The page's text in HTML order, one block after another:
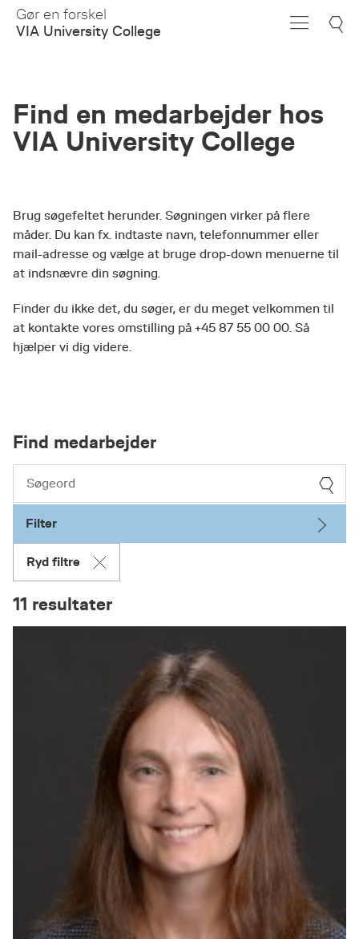
Skip
Main
Gør en forskel
VIA University College
Find en medarbejder hos
VIA University College
Brug søgefeltet herunder. Søgningen virker på flere
måder. Du kan fx. indtaste navn, telefonnummer eller
mail-adresse og vælge at bruge drop-down menuerne til
at indsnævre din søgning.
Finder du ikke det, du søger, er du meget velkommen til
at kontakte vores omstilling på +45 87 55 00 00. Så
hjælper vi dig videre.
Find medarbejder
Filter
Ryd filtre
11 resultater